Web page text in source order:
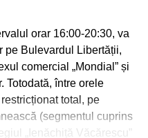
Vârful Găvanele
Omu şi la o distanţă
şi Bucura Dumbravă.
locuri i-a atras de-a lungul
creştini, călugării,
şi a unui loc de
lumii. Se spune că în
orar 16:00-20:30, va
pe Bulevardul Libertății,
comercial „Mondial” și
Totodată, între orele
total, pe
(segmentul cuprins
„Ienăchiță Văcărescu”